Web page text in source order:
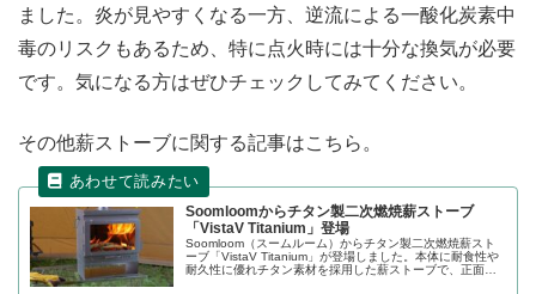
ました。炎が見やすくなる一方、逆流による一酸化炭素中
毒のリスクもあるため、特に点火時には十分な換気が必要
です。気になる方はぜひチェックしてみてください。
その他薪ストーブに関する記事はこちら。
Soomloomからチタン製二次燃焼薪ストーブ
「VistaV Titanium」登場
Soomloom（スームルーム）からチタン製二次燃焼薪スト
ーブ「VistaV Titanium」が登場しました。本体に耐食性や
耐久性に優れチタン素材を採用した薪ストーブで、正面に